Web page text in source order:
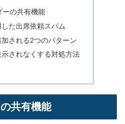
ーの共有機能
た出席依頼スパム
される2つのパターン
されなくする対処方法
共有機能